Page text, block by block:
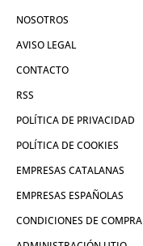
NOSOTROS
AVISO LEGAL
CONTACTO
RSS
POLÍTICA DE PRIVACIDAD
POLÍTICA DE COOKIES
EMPRESAS CATALANAS
EMPRESAS ESPAÑOLAS
CONDICIONES DE COMPRA